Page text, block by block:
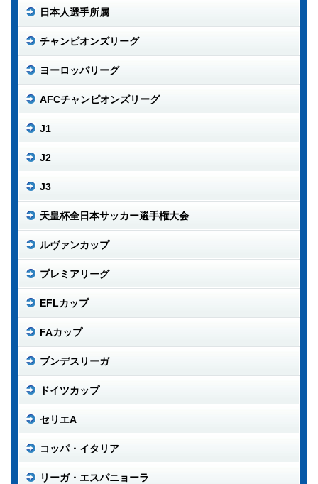
日本人選手所属
チャンピオンズリーグ
ヨーロッパリーグ
AFCチャンピオンズリーグ
J1
J2
J3
天皇杯全日本サッカー選手権大会
ルヴァンカップ
プレミアリーグ
EFLカップ
FAカップ
ブンデスリーガ
ドイツカップ
セリエA
コッパ・イタリア
リーガ・エスパニョーラ